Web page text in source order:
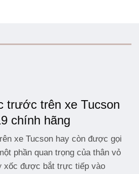
trước trên xe Tucson
chính hãng
xe Tucson hay còn được gọi
phần quan trọng của thân vỏ
xốc được bắt trực tiếp vào